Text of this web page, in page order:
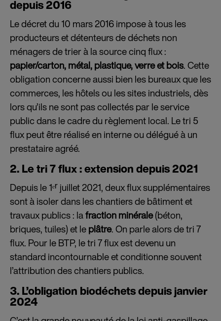
depuis 2016
Le décret du 10 mars 2016 impose à tous les
producteurs et détenteurs de déchets non
ménagers de trier à la source cinq flux :
papier/carton, métal, plastique, verre et bois. Cette
obligation concerne aussi bien les bureaux que les
commerces, les hôtels ou les sites industriels, dès
lors qu’ils ne sont pas collectés par le service
public dans le cadre du règlement local. Le tri 5
flux peut être réalisé en interne ou délégué à un
prestataire agréé.
2. Le tri 7 flux : extension depuis 2021
Depuis le 1ᵉʳ juillet 2021, deux flux supplémentaires
sont à isoler dans les chantiers de bâtiment et
travaux publics : lafraction minérale(béton,
briques, tuiles) et leplâtre. On parle alors de tri 7
flux. Pour le BTP, le tri 7 flux est devenu un
standard incontournable et conditionne souvent
l’attribution des chantiers publics.
3. L’obligation biodéchets depuis janvier
2024